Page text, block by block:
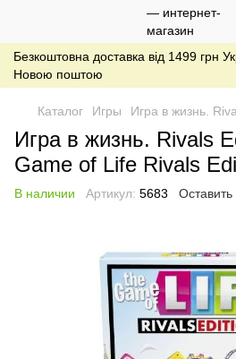
Безкоштовна доставка від 1499 грн
Новою поштою
Каталог Игры Игра в жизнь.
Игра в жизнь. Rivals
Game of Life Rivals
В наличии Артикул: 5683 Оставить